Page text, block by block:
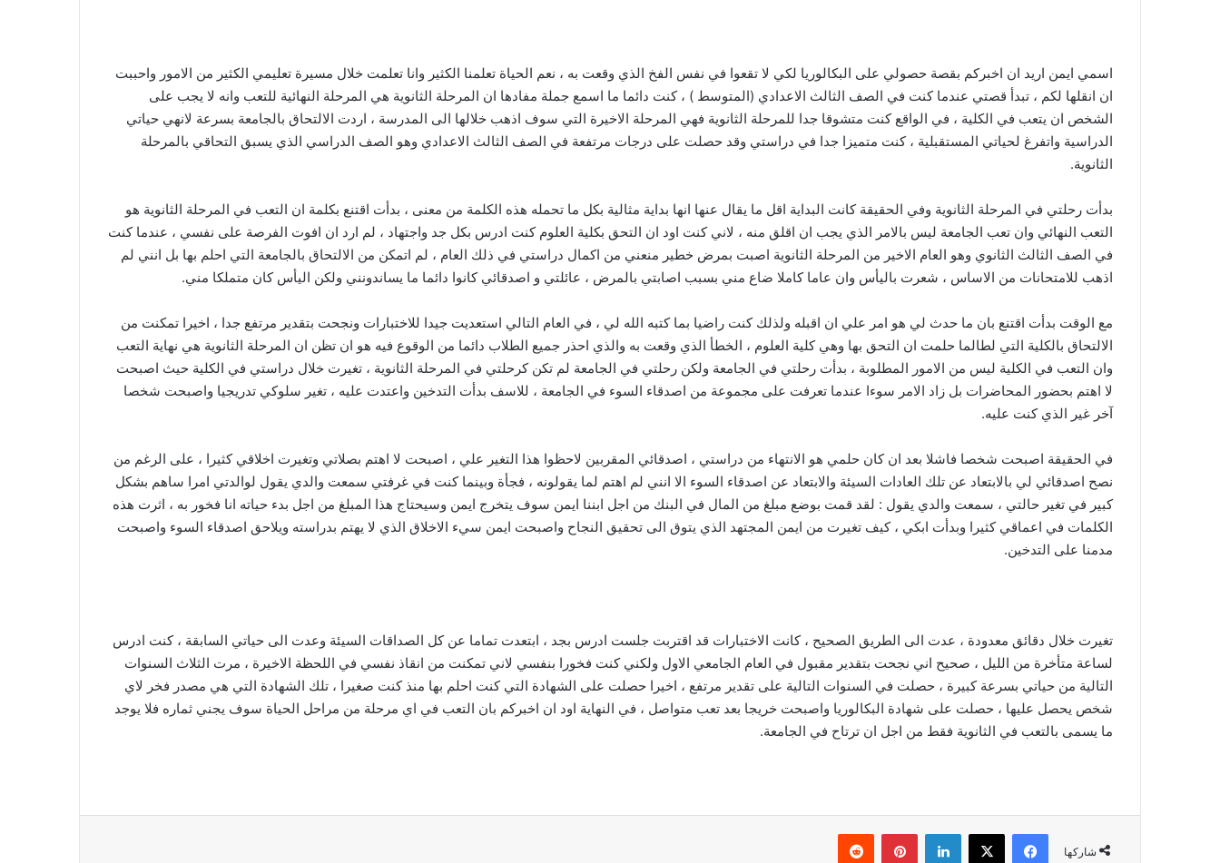
اسمي ايمن اريد ان اخبركم بقصة حصولي على البكالوريا لكي لا تقعوا في نفس الفخ الذي وقعت به ، نعم الحياة تعلمنا الكثير وانا تعلمت خلال مسيرة تعليمي الكثير من الامور واحببت
ان انقلها لكم ، تبدأ قصتي عندما كنت في الصف الثالث الاعدادي (المتوسط ) ، كنت دائما ما اسمع جملة مفادها ان المرحلة الثانوية هي المرحلة النهائية للتعب وانه لا يجب على
الشخص ان يتعب في الكلية ، في الواقع كنت متشوقا جدا للمرحلة الثانوية فهي المرحلة الاخيرة التي سوف اذهب خلالها الى المدرسة ، اردت الالتحاق بالجامعة بسرعة لانهي حياتي
الدراسية واتفرغ لحياتي المستقبلية ، كنت متميزا جدا في دراستي وقد حصلت على درجات مرتفعة في الصف الثالث الاعدادي وهو الصف الدراسي الذي يسبق التحاقي بالمرحلة
الثانوية.
بدأت رحلتي في المرحلة الثانوية وفي الحقيقة كانت البداية اقل ما يقال عنها انها بداية مثالية بكل ما تحمله هذه الكلمة من معنى ، بدأت اقتنع بكلمة ان التعب في المرحلة الثانوية هو
التعب النهائي وان تعب الجامعة ليس بالامر الذي يجب ان اقلق منه ، لاني كنت اود ان التحق بكلية العلوم كنت ادرس بكل جد واجتهاد ، لم ارد ان افوت الفرصة على نفسي ، عندما كنت
في الصف الثالث الثانوي وهو العام الاخير من المرحلة الثانوية اصبت بمرض خطير منعني من اكمال دراستي في ذلك العام ، لم اتمكن من الالتحاق بالجامعة التي احلم بها بل انني لم
اذهب للامتحانات من الاساس ، شعرت باليأس وان عاما كاملا ضاع مني بسبب اصابتي بالمرض ، عائلتي و اصدقائي كانوا دائما ما يساندونني ولكن اليأس كان متملكا مني.
مع الوقت بدأت اقتنع بان ما حدث لي هو امر علي ان اقبله ولذلك كنت راضيا بما كتبه الله لي ، في العام التالي استعديت جيدا للاختبارات ونجحت بتقدير مرتفع جدا ، اخيرا تمكنت من
الالتحاق بالكلية التي لطالما حلمت ان التحق بها وهي كلية العلوم ، الخطأ الذي وقعت به والذي احذر جميع الطلاب دائما من الوقوع فيه هو ان تظن ان المرحلة الثانوية هي نهاية التعب
وان التعب في الكلية ليس من الامور المطلوبة ، بدأت رحلتي في الجامعة ولكن رحلتي في الجامعة لم تكن كرحلتي في المرحلة الثانوية ، تغيرت خلال دراستي في الكلية حيث اصبحت
لا اهتم بحضور المحاضرات بل زاد الامر سوءا عندما تعرفت على مجموعة من اصدقاء السوء في الجامعة ، للاسف بدأت التدخين واعتدت عليه ، تغير سلوكي تدريجيا واصبحت شخصا
آخر غير الذي كنت عليه.
في الحقيقة اصبحت شخصا فاشلا بعد ان كان حلمي هو الانتهاء من دراستي ، اصدقائي المقربين لاحظوا هذا التغير علي ، اصبحت لا اهتم بصلاتي وتغيرت اخلاقي كثيرا ، على الرغم من
نصح اصدقائي لي بالابتعاد عن تلك العادات السيئة والابتعاد عن اصدقاء السوء الا انني لم اهتم لما يقولونه ، فجأة وبينما كنت في غرفتي سمعت والدي يقول لوالدتي امرا ساهم بشكل
كبير في تغير حالتي ، سمعت والدي يقول : لقد قمت بوضع مبلغ من المال في البنك من اجل ابننا ايمن سوف يتخرج ايمن وسيحتاج هذا المبلغ من اجل بدء حياته انا فخور به ، اثرت هذه
الكلمات في اعماقي كثيرا وبدأت ابكي ، كيف تغيرت من ايمن المجتهد الذي يتوق الى تحقيق النجاح واصبحت ايمن سيء الاخلاق الذي لا يهتم بدراسته ويلاحق اصدقاء السوء واصبحت
مدمنا على التدخين.
تغيرت خلال دقائق معدودة ، عدت الى الطريق الصحيح ، كانت الاختبارات قد اقتربت جلست ادرس بجد ، ابتعدت تماما عن كل الصداقات السيئة وعدت الى حياتي السابقة ، كنت ادرس
لساعة متأخرة من الليل ، صحيح اني نجحت بتقدير مقبول في العام الجامعي الاول ولكني كنت فخورا بنفسي لاني تمكنت من انقاذ نفسي في اللحظة الاخيرة ، مرت الثلاث السنوات
التالية من حياتي بسرعة كبيرة ، حصلت في السنوات التالية على تقدير مرتفع ، اخيرا حصلت على الشهادة التي كنت احلم بها منذ كنت صغيرا ، تلك الشهادة التي هي مصدر فخر لاي
شخص يحصل عليها ، حصلت على شهادة البكالوريا واصبحت خريجا بعد تعب متواصل ، في النهاية اود ان اخبركم بان التعب في اي مرحلة من مراحل الحياة سوف يجني ثماره فلا يوجد
ما يسمى بالتعب في الثانوية فقط من اجل ان ترتاح في الجامعة.
شاركها
فيسبوك ‫X لينكدإن بينتيريست